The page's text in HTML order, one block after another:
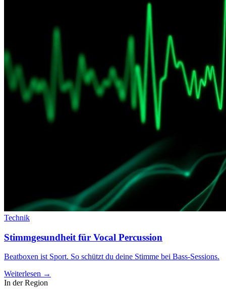
Technik
Stimmgesundheit für Vocal Percussion
Beatboxen ist Sport. So schützt du deine Stimme bei Bass-Sessions.
Weiterlesen →
In der Region